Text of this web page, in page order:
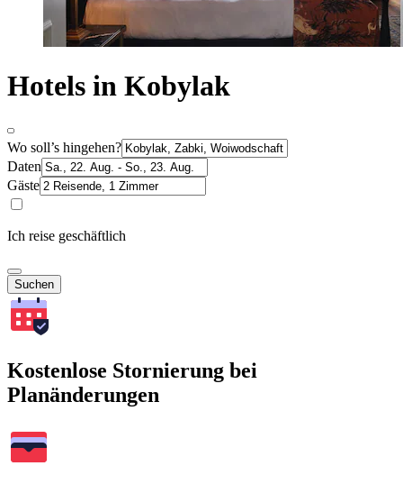
Hotels in Kobylak
Wo soll’s hingehen?
Daten
Gäste
Ich reise geschäftlich
Suchen
Kostenlose Stornierung bei
Planänderungen